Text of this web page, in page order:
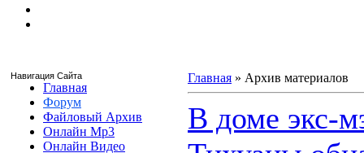
Навигация Сайта
Главная
Форум
Файловый Архив
Онлайн Mp3
Онлайн Видео
Главная » Архив материалов
В доме экс-